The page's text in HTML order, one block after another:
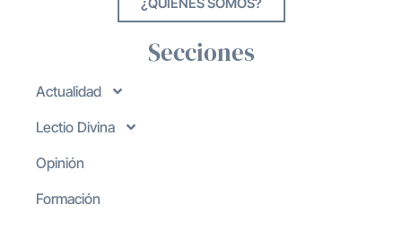
Secciones
Actualidad
Lectio Divina
Opinión
Formación